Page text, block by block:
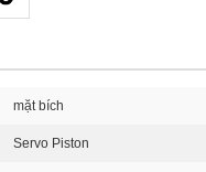
mặt bích
Servo Piston